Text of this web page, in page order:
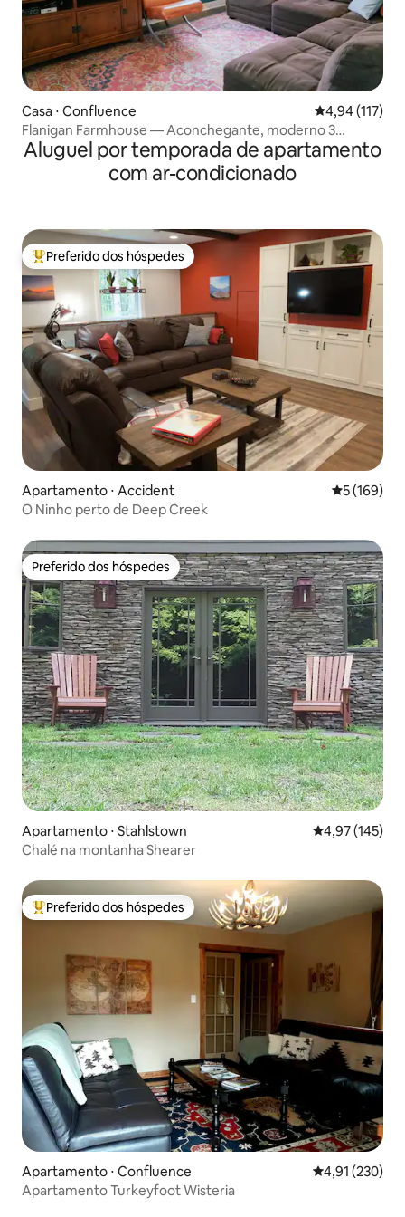
Casa ⋅ Confluence 4,94 de uma
4,94 (117)
Flanigan Farmhouse — Aconchegante, moderno 3
quartos em 4 acres
Aluguel por temporada de apartamento
com ar-condicionado
Entre os melhores preferidos dos hóspedes
Preferido dos hóspedes
Apartamento ⋅ Accident 5 de uma
5 (169)
O Ninho perto de Deep Creek
Preferido dos hóspedes
Preferido dos hóspedes
Apartamento ⋅ Stahlstown 4,97 de uma
4,97 (145)
Chalé na montanha Shearer
Entre os melhores preferidos dos hóspedes
Preferido dos hóspedes
Apartamento ⋅ Confluence 4,91 de uma
4,91 (230)
Apartamento Turkeyfoot Wisteria